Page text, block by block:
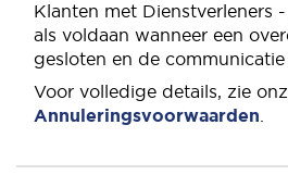
Klanten met Dienstverleners
als voldaan wanneer een
gesloten en de communicatie
Voor volledige details, zie
Annuleringsvoorwaarden